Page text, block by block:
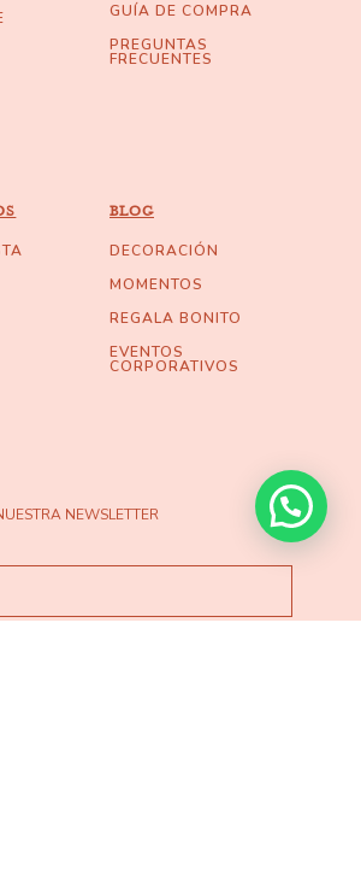
GUÍA DE COMPRA
PREGUNTAS
FRECUENTES
BLOG
DECORACIÓN
MOMENTOS
REGALA BONITO
EVENTOS
CORPORATIVOS
NEWSLETTER